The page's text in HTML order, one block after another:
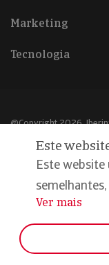
Marketing
Tecnologia
@Copyright 2026,
Política de cookies
Declaração de privacidade
Compromisso
Este
Este website
semelhantes,
...
Ver mais